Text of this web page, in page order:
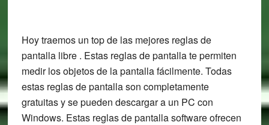
Hoy traemos un top de las mejores reglas de
pantalla libre . Estas reglas de pantalla te permiten
medir los objetos de la pantalla fácilmente. Todas
estas reglas de pantalla son completamente
gratuitas y se pueden descargar a un PC con
Windows. Estas reglas de pantalla software ofrecen